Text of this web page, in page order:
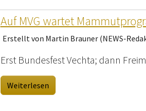
Auf MVG wartet
Erstellt von Martin Brauner (NEWS-
Erst Bundesfest Vechta; dann
Weiterlesen